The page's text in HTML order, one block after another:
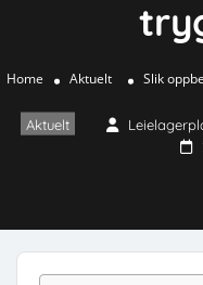
Home Aktuelt Slik
Aktuelt